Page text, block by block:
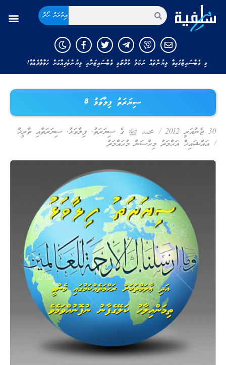
އިތުރަށް ހޯދާ
މި ވެބްސައިޓުގައިވާ ލިޔުންތައް ނަކަލު ކުރާނަމަ މި ވެބްސައިޓަށާއި ލިޔުންތެރިއާއަށް ހަވާލާދެއްވާ!
ސިޔަރަތު ފިލާވަޅު 8
30 ޖެނުއަރީ 2012 / محمد ﷺ ގެ ސިޔަރަތު, ފިލާވަޅު, ސިޔަރަތާއި ތާރީޚް
/ އައްޝައިޚް އަޙްމަދު މިޙްސަން މުޙައްމަދު